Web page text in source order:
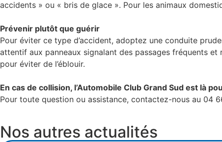
accidents » ou « bris de glace ». Pour les animaux
Prévenir plutôt que guérir
Pour éviter ce type d’accident, adoptez une conduite
attentif aux panneaux signalant des passages fréquents
pour éviter de l’éblouir.
En cas de collision, l’Automobile Club Grand Sud est là
Pour toute question ou assistance, contactez-nous au 04
Nos autres actualités